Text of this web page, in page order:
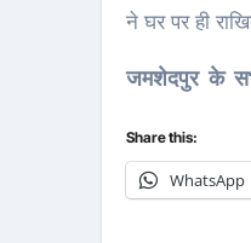
ने घर पर ही
जमशेदपुर के
Share this:
WhatsApp